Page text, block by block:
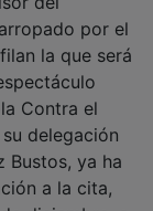
por el
la que será
Contra el
delegación
Bustos, ya ha
a la cita,
diciembre, a